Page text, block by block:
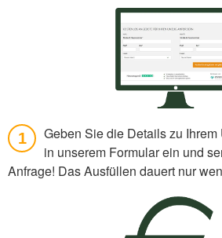
1
Geben Sie die Details zu
in unserem Formular ein und
Anfrage! Das Ausfüllen dauert nur